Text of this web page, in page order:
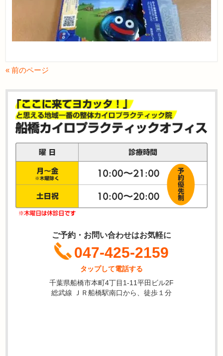
« 前のページ
ご予約・お問い合わせはお気軽に
047-425-2159
タップして電話する
千葉県船橋市本町4丁目1-11平田ビル2F
総武線 ＪＲ船橋駅南口から、徒歩１分